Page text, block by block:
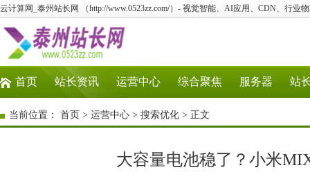
云计算网_泰州站长网 （http://www.0523zz.com/）- 视觉智能、AI应用、CDN、行业
首页 站长资讯 运营中心 综合聚焦 服务器 站
当前位置： 首页 > 运营中心 > 搜索优化 > 正文
大容量电池稳了？小米